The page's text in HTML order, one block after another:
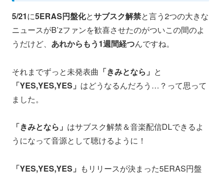
5/21に5ERAS円盤化とサブスク解禁と言う2つの大きな
ニュースがB’zファンを歓喜させたのがついこの間のよ
うだけど、 あれからもう1週間経つんですね。
それまでずっと未発表曲 「きみとなら」 と
「YES,YES,YES」 はどうなるんだろう…？って思って
ました。
「きみとなら」 はサブスク解禁＆音楽配信DLできるよ
うになって音源として聴けるように！
「YES,YES,YES」 もリリースが決まった5ERAS円盤